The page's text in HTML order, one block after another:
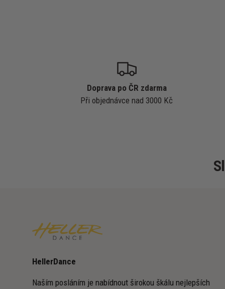
Doprava po ČR zdarma
Při objednávce nad 3000 Kč
HellerDance
Naším posláním je nabídnout širokou škálu nejlepších